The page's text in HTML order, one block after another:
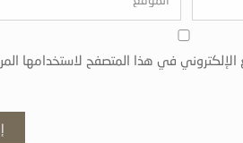
في هذا المتصفح لاستخدامها